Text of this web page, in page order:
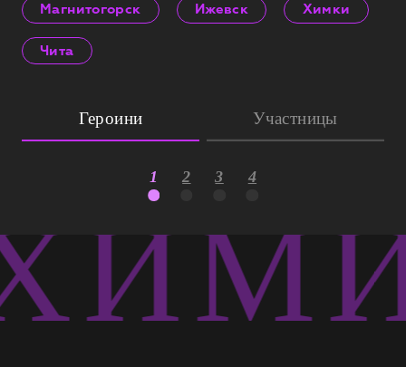
Магнитогорск Ижевск Химки
Чита
Героини Участницы
1 2 3 4